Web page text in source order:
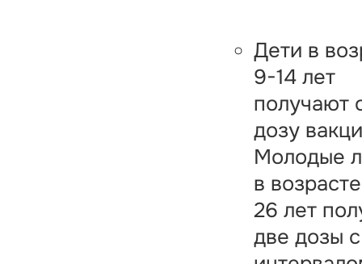
Дети в
9-14 лет
получают
дозу
Молодые
в
26 лет
две дозы с